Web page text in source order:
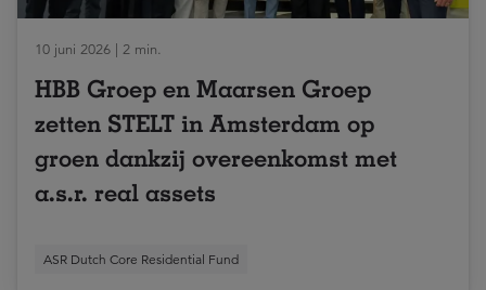
10 juni 2026 | 2 min.
HBB Groep en Maarsen Groep
zetten STELT in Amsterdam op
groen dankzij overeenkomst met
a.s.r. real assets
ASR Dutch Core Residential Fund